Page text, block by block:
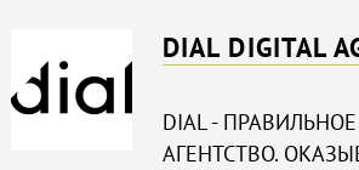
DIAL DIGITAL
DIAL -
АГЕНТСТВО.